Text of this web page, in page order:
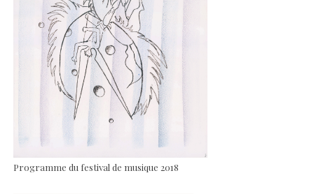
Programme du festival de musique 2018